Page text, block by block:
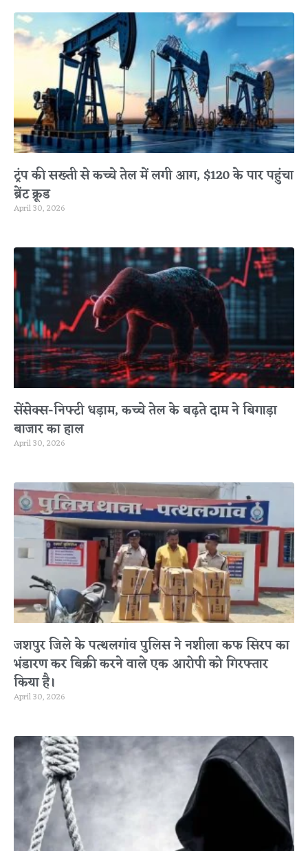
ट्रंप की सख्ती से कच्चे तेल में लगी आग, $120 के पार पहुंचा
ब्रेंट क्रूड
April 30, 2026
सेंसेक्स-निफ्टी धड़ाम, कच्चे तेल के बढ़ते दाम ने बिगाड़ा
बाजार का हाल
April 30, 2026
जशपुर जिले के पत्थलगांव पुलिस ने नशीला कफ सिरप का
भंडारण कर बिक्री करने वाले एक आरोपी को गिरफ्तार
किया है।
April 30, 2026